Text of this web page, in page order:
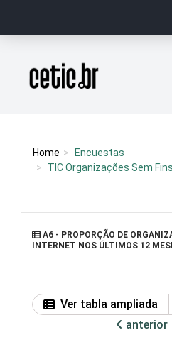
Página inicial
Home
Encuestas
TIC Organizações Sem
A6 - PROPORÇÃO DE
INTERNET NOS ÚLTIMOS 12
Ver tabla ampliada
anterior